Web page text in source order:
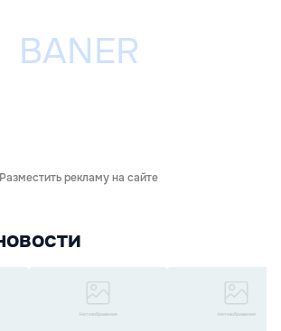
Разместить рекламу на сайте